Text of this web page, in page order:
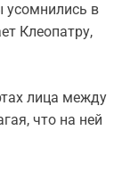
усомнились в
Клеопатру,
лица между
что на ней